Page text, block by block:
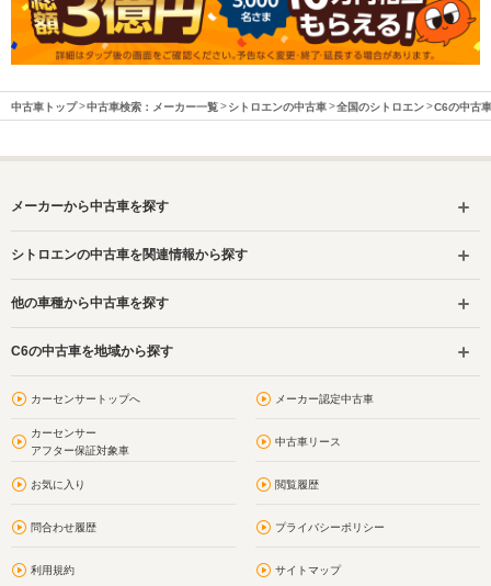
中古車トップ 中古車検索：メーカー一覧 シトロエンの中古車 全国のシトロエン C6の中古車
メーカーから中古車を探す
シトロエンの中古車を関連情報から探す
他の車種から中古車を探す
C6の中古車を地域から探す
カーセンサートップへ メーカー認定中古車
カーセンサー
アフター保証対象車
中古車リース
お気に入り 閲覧履歴
問合わせ履歴 プライバシーポリシー
利用規約 サイトマップ